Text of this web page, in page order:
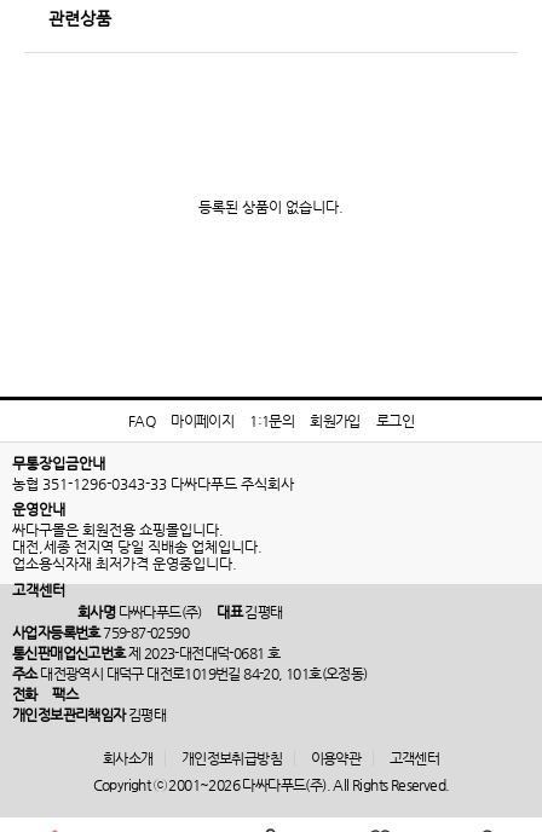
관련상품
등록된 상품이 없습니다.
FAQ 마이페이지 1:1문의 회원가입 로그인
무통장입금안내
농협 351-1296-0343-33 다싸다푸드 주식회사
운영안내
싸다구몰은 회원전용 쇼핑몰입니다.
대전,세종 전지역 당일 직배송 업체입니다.
업소용식자재 최저가격 운영중입니다.
고객센터
회사명다싸다푸드(주) 대표김평태
사업자등록번호759-87-02590
통신판매업신고번호제 2023-대전대덕-0681 호
주소대전광역시 대덕구 대전로1019번길 84-20, 101호(오정동)
전화
팩스
개인정보관리책임자김평태
회사소개 개인정보취급방침 이용약관
고객센터
Copyright ⓒ 2001~2026 다싸다푸드(주). All Rights Reserved.